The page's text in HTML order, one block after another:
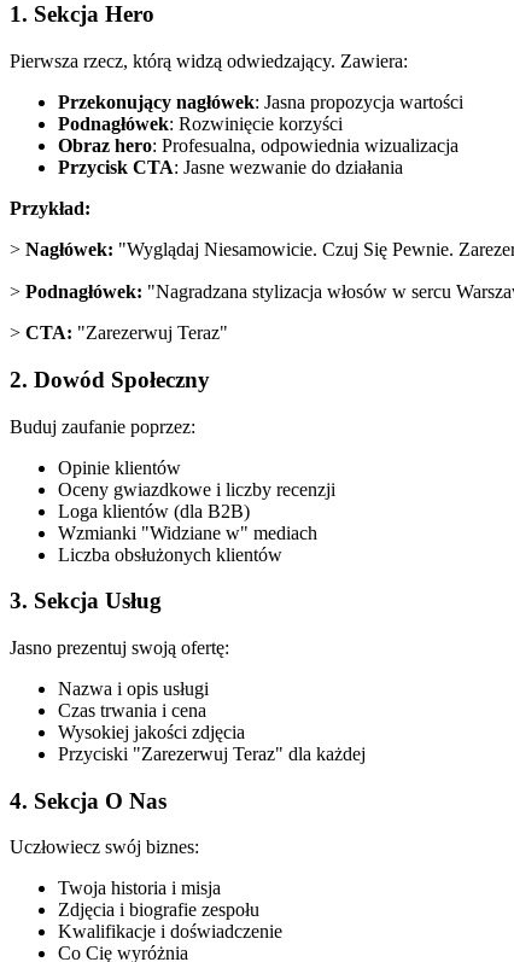
1. Sekcja Hero
Pierwsza rzecz, którą widzą odwiedzający. Zawiera:
Przekonujący nagłówek: Jasna propozycja wartości
Podnagłówek: Rozwinięcie korzyści
Obraz hero: Profesualna, odpowiednia wizualizacja
Przycisk CTA: Jasne wezwanie do działania
Przykład:
> Nagłówek: "Wyglądaj Niesamowicie. Czuj Się Pewnie.
> Podnagłówek: "Nagradzana stylizacja włosów w sercu
> CTA: "Zarezerwuj Teraz"
2. Dowód Społeczny
Buduj zaufanie poprzez:
Opinie klientów
Oceny gwiazdkowe i liczby recenzji
Loga klientów (dla B2B)
Wzmianki "Widziane w" mediach
Liczba obsłużonych klientów
3. Sekcja Usług
Jasno prezentuj swoją ofertę:
Nazwa i opis usługi
Czas trwania i cena
Wysokiej jakości zdjęcia
Przyciski "Zarezerwuj Teraz" dla każdej
4. Sekcja O Nas
Uczłowiecz swój biznes:
Twoja historia i misja
Zdjęcia i biografie zespołu
Kwalifikacje i doświadczenie
Co Cię wyróżnia